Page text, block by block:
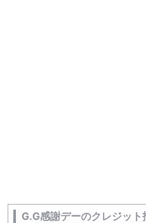
G.G感謝デーのクレジッ